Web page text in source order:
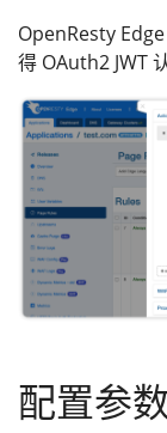
OpenResty
得 OAuth2 JWT
配置参